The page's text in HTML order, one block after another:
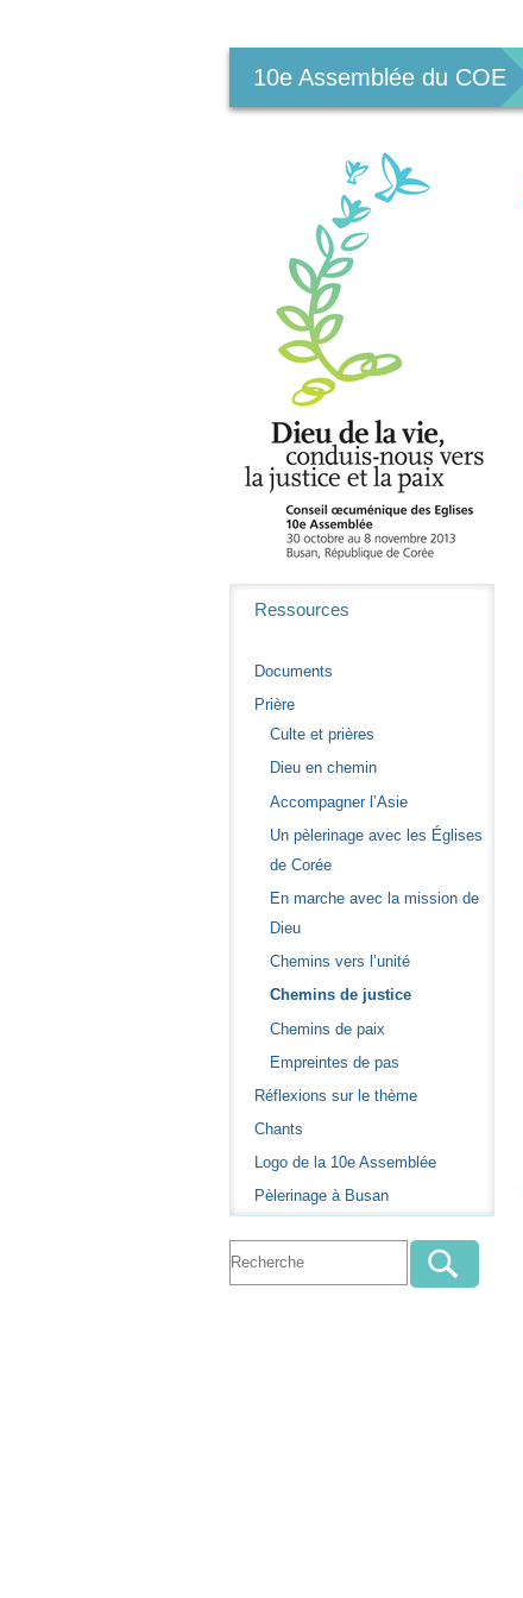
10e Assemblée du COE
Ressources
Documents
Prière
Culte et prières
Dieu en chemin
Accompagner l’Asie
Un pèlerinage avec les Églises
de Corée
En marche avec la mission de
Dieu
Chemins vers l’unité
Chemins de justice
Chemins de paix
Empreintes de pas
Réflexions sur le thème
Chants
Logo de la 10e Assemblée
Pèlerinage à Busan